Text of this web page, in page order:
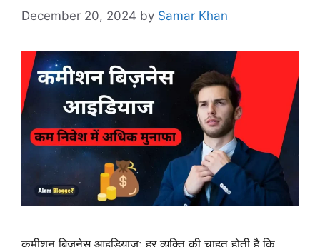
December 20, 2024 by Samar Khan
कमीशन बिज़नेस आइडियाज: हर व्यक्ति की चाहत होती है कि